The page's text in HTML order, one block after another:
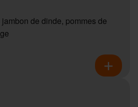
de dinde, pommes de